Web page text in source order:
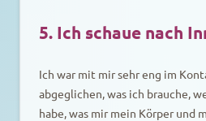
5. Ich schaue nach
Ich war mit mir sehr eng im
abgeglichen, was ich brauche,
habe, was mir mein Körper und